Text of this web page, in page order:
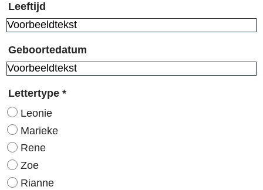
Leeftijd
Geboortedatum
Lettertype *
Leonie
Marieke
Rene
Zoe
Rianne